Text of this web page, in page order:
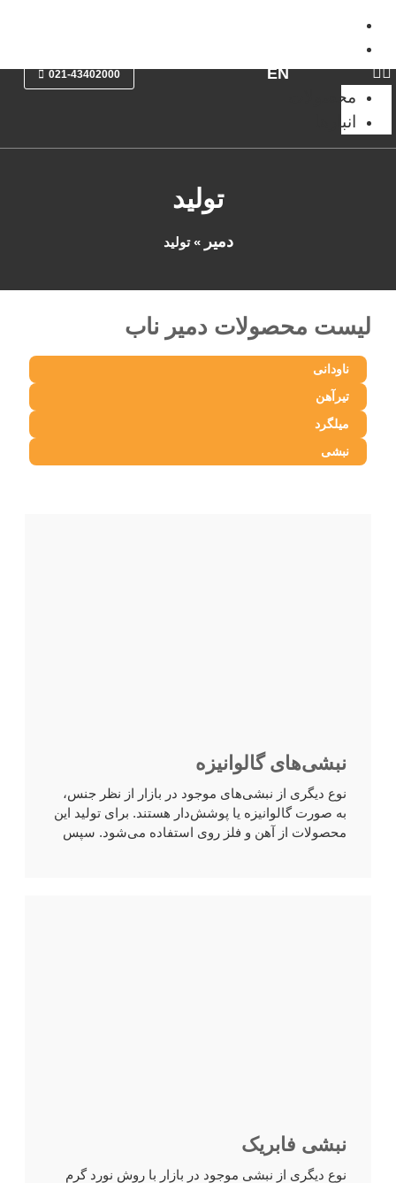
محصولات
انبار‌ها
EN
021-43402000
تولید
دمیر »تولید
لیست محصولات دمیر ناب
ناودانی
تیرآهن
میلگرد
نبشی
نبشی‌های گالوانیزه
نوع دیگری از نبشی‌های موجود در بازار از نظر جنس،
به صورت گالوانیزه یا پوشش‌دار هستند. برای تولید این
محصولات از آهن و فلز روی استفاده می‌شود. سپس
نبشی فابریک
نوع دیگری از نبشی موجود در بازار با روش نورد گرم